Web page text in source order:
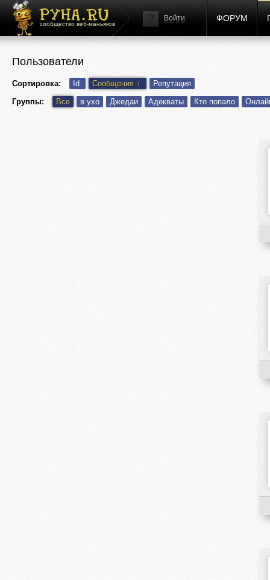
сообщество веб-маньяков
Войти ФОРУМ
Пользователи
Сортировка: Id Сообщения ↑
Репутация
Группы:
Все в ухо Джедаи Адекваты Кто попало